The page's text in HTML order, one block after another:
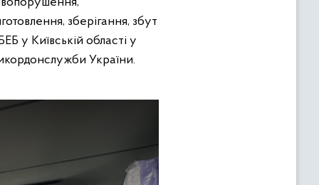
зберігання, збут
у Київській області у
України.